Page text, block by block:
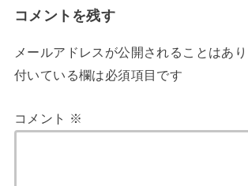
コメントを残す
メールアドレスが公開されることはあり
付いている欄は必須項目です
コメント ※